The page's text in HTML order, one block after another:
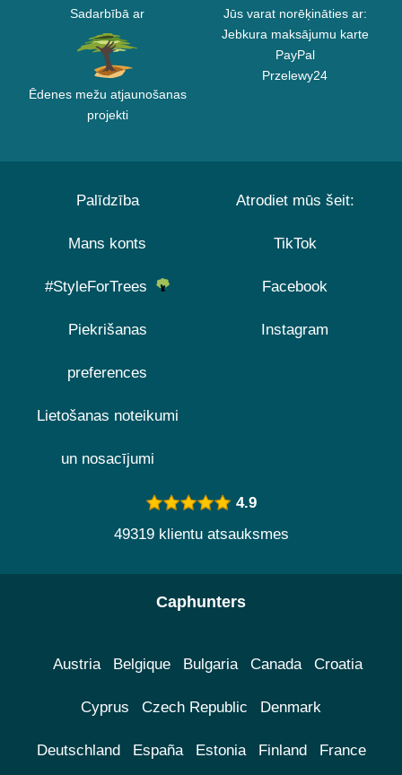
Sadarbībā ar
Ēdenes mežu atjaunošanas
projekti
Jūs varat norēķināties ar:
Jebkura maksājumu karte
PayPal
Przelewy24
Palīdzība
Mans konts
#StyleForTrees
Piekrišanas
preferences
Lietošanas noteikumi
un nosacījumi
Atrodiet mūs šeit:
TikTok
Facebook
Instagram
4.9
49319 klientu atsauksmes
Caphunters
Austria Belgique Bulgaria Canada Croatia
Cyprus Czech Republic Denmark
Deutschland España Estonia Finland France